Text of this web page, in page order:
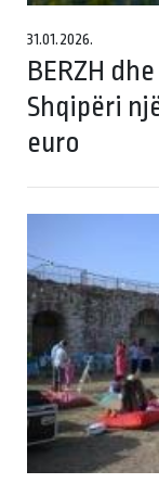
31.01.2026.
BERZH
Shqipëri
euro